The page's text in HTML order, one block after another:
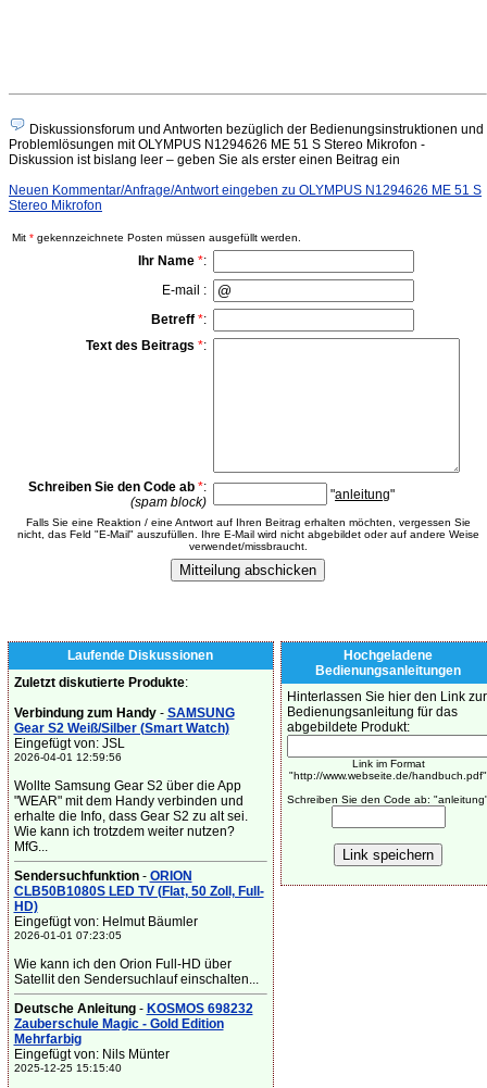
Diskussionsforum und Antworten bezüglich der Bedienungsinstruktionen und
Problemlösungen mit OLYMPUS N1294626 ME 51 S Stereo Mikrofon -
Diskussion ist bislang leer – geben Sie als erster einen Beitrag ein
Neuen Kommentar/Anfrage/Antwort eingeben zu OLYMPUS N1294626 ME 51 S
Stereo Mikrofon
Mit * gekennzeichnete Posten müssen ausgefüllt werden.
Ihr Name *:
E-mail :
Betreff *:
Text des Beitrags *:
Schreiben Sie den Code ab *:
(spam block)
"anleitung"
Falls Sie eine Reaktion / eine Antwort auf Ihren Beitrag erhalten möchten, vergessen Sie
nicht, das Feld "E-Mail" auszufüllen. Ihre E-Mail wird nicht abgebildet oder auf andere Weise
verwendet/missbraucht.
Laufende Diskussionen
Zuletzt diskutierte Produkte:
Verbindung zum Handy- SAMSUNG
Gear S2 Weiß/Silber (Smart Watch)
Eingefügt von: JSL
2026-04-01 12:59:56
Wollte Samsung Gear S2 über die App
"WEAR" mit dem Handy verbinden und
erhalte die Info, dass Gear S2 zu alt sei.
Wie kann ich trotzdem weiter nutzen?
MfG...
Sendersuchfunktion- ORION
CLB50B1080S LED TV (Flat, 50 Zoll, Full-
HD)
Eingefügt von: Helmut Bäumler
2026-01-01 07:23:05
Wie kann ich den Orion Full-HD über
Satellit den Sendersuchlauf einschalten...
Deutsche Anleitung- KOSMOS 698232
Zauberschule Magic - Gold Edition
Mehrfarbig
Eingefügt von: Nils Münter
2025-12-25 15:15:40
Hochgeladene
Bedienungsanleitungen
Hinterlassen Sie hier den Link zur
Bedienungsanleitung für das
abgebildete Produkt:
Link im Format
"http://www.webseite.de/handbuch.pdf"
Schreiben Sie den Code ab: